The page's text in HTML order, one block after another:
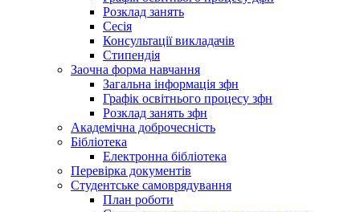
Розклад занять
Сесія
Консультації викладачів
Стипендія
Заочна форма навчання
Загальна інформація зфн
Графік освітнього процесу зфн
Розклад занять зфн
Академічна доброчесність
Бібліотека
Електронна бібліотека
Перевірка документів
Студентське самоврядування
План роботи